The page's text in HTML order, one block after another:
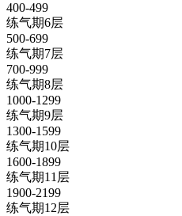
400-499
练气期6层
500-699
练气期7层
700-999
练气期8层
1000-1299
练气期9层
1300-1599
练气期10层
1600-1899
练气期11层
1900-2199
练气期12层